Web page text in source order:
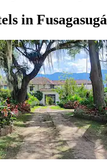
in Fusagasugá